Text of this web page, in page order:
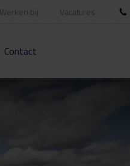
Werken bij Vacatures
Contact